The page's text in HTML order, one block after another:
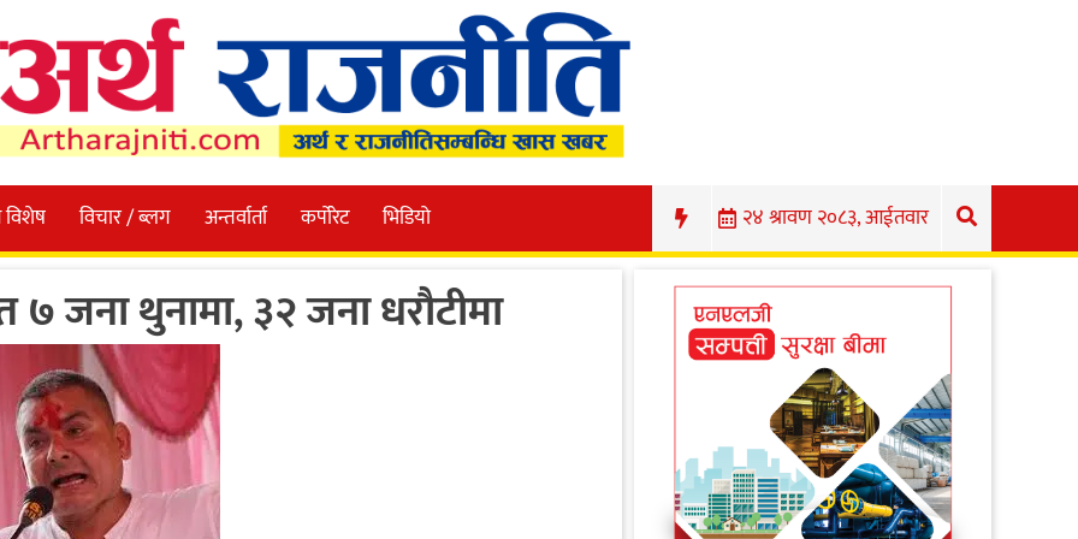
विशेष विचार / ब्लग अन्तर्वार्ता कर्पोरेट भिडियो २४ श्रावण २०८३, आईतवार
७ जना थुनामा, ३२ जना धरौटीमा